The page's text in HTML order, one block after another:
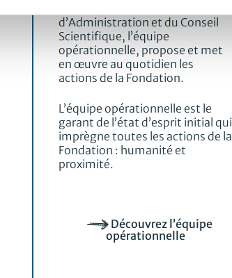
d’Administration et du Conseil
Scientifique, l’équipe
opérationnelle, propose et met
en œuvre au quotidien les
actions de la Fondation.
L’équipe opérationnelle est le
garant de l’état d’esprit initial qui
imprègne toutes les actions de la
Fondation : humanité et
proximité.
Découvrez l’équipe
opérationnelle